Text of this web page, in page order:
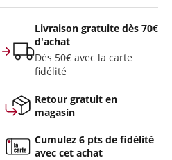
Livraison gratuite dès 70€
d'achat
Dès 50€ avec la carte
fidélité
Retour gratuit en
magasin
Cumulez 6 pts de fidélité
avec cet achat